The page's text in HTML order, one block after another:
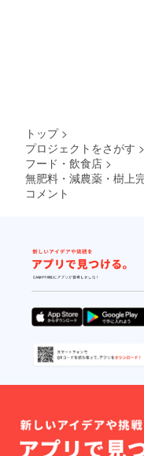
トップ >
プロジェクトをさがす >
フード・飲食店 >
無肥料・減農薬・樹上
コメント